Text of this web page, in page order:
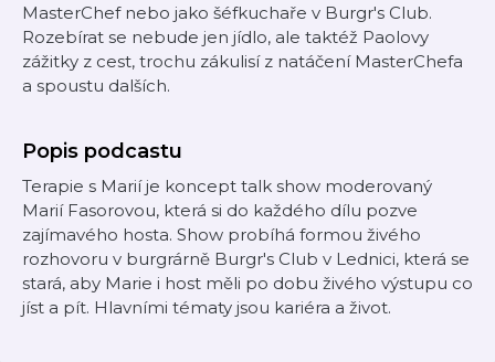
MasterChef nebo jako šéfkuchaře v Burgr's Club.
Rozebírat se nebude jen jídlo, ale taktéž Paolovy
zážitky z cest, trochu zákulisí z natáčení MasterChefa
a spoustu dalších.
Popis podcastu
Terapie s Marií je koncept talk show moderovaný
Marií Fasorovou, která si do každého dílu pozve
zajímavého hosta. Show probíhá formou živého
rozhovoru v burgrárně Burgr's Club v Lednici, která se
stará, aby Marie i host měli po dobu živého výstupu co
jíst a pít. Hlavními tématy jsou kariéra a život.